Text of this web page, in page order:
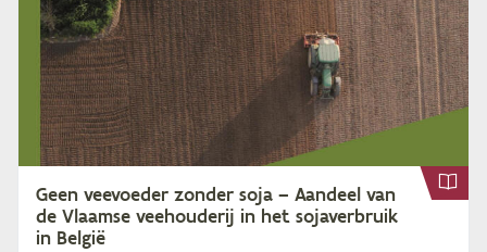
Geen vee­voe­der zon­der soja – Aan­deel van
de Vlaam­se vee­hou­de­rij in het so­ja­ver­bruik
in België